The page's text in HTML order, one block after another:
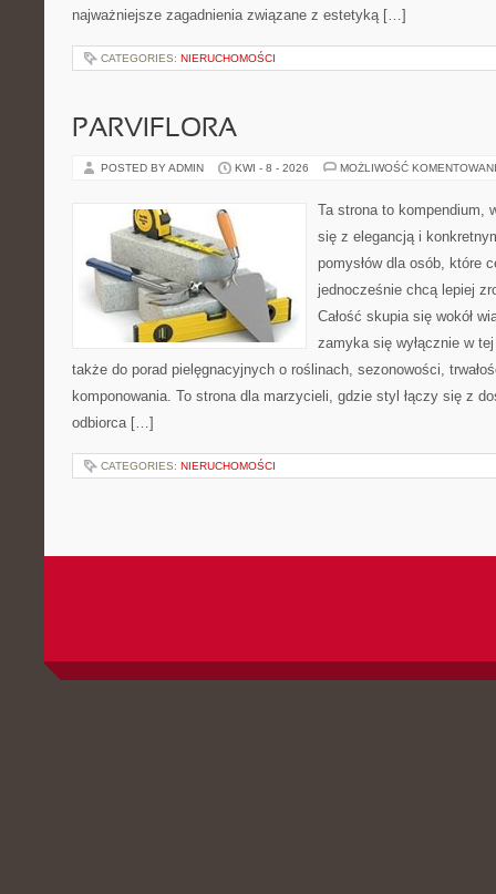
najważniejsze zagadnienia związane z estetyką […]
CATEGORIES: NIERUCHOMOŚCI
PARVIFLORA
POSTED BY ADMIN KWI - 8 - 2026 MOŻLIWOŚĆ
Ta strona to kompendium,
się z elegancją i
pomysłów dla osób, które
jednocześnie chcą lepiej
Całość skupia się wokół
zamyka się wyłącznie w
także do porad pielęgnacyjnych o roślinach, sezonowości,
komponowania. To strona dla marzycieli, gdzie styl łączy się z
odbiorca […]
CATEGORIES: NIERUCHOMOŚCI